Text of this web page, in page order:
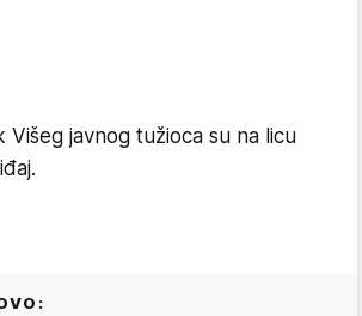
Višeg javnog tužioca su na licu